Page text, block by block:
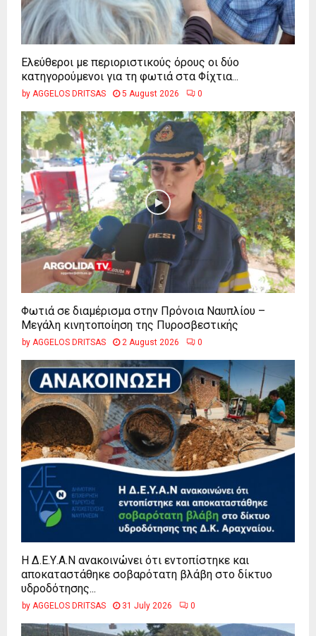
Ελεύθεροι με περιοριστικούς όρους οι δύο
κατηγορούμενοι για τη φωτιά στα Φίχτια...
by AGGELOS DRITSAS 5 August 2026 0
Φωτιά σε διαμέρισμα στην Πρόνοια Ναυπλίου –
Μεγάλη κινητοποίηση της Πυροσβεστικής
by AGGELOS DRITSAS 2 August 2026 0
Η Δ.Ε.Υ.Α.Ν ανακοινώνει ότι εντοπίστηκε και
αποκαταστάθηκε σοβαρότατη βλάβη στο δίκτυο
υδροδότησης...
by AGGELOS DRITSAS 31 July 2026 0